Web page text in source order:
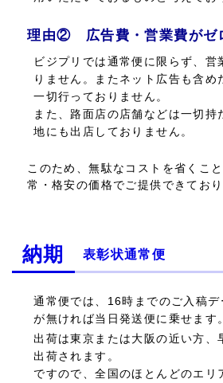
理由② 広告費・営業費がゼ
ビジプリでは通常便に限らず、営
りません。またネット広告も含め
一切行っておりません。
また、路面店の店舗などは一切持
地にも出店しておりません。
このため、無駄なコストを省くこ
常・格安の価格でご提供できており
納期 表彰状通常便
通常便では、16時までのご入稿
が無ければ当日発送便に乗せます。
出荷は東京または大阪の近い方、
出荷されます。
ですので、全国のほとんどのエリ